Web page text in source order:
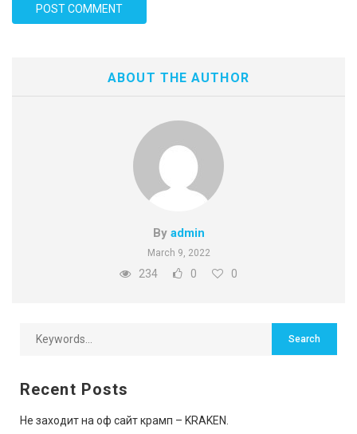
ABOUT THE AUTHOR
By admin
March 9, 2022
234 0 0
Recent Posts
Не заходит на оф сайт крамп – KRAKEN.